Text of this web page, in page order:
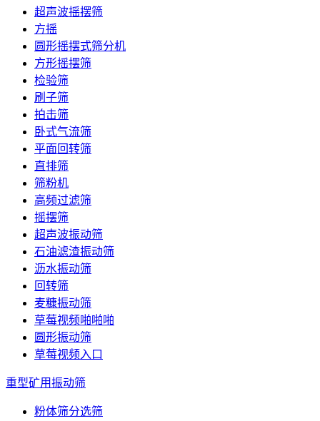
超声波摇摆筛
方摇
圆形摇摆式筛分机
方形摇摆筛
检验筛
刷子筛
拍击筛
卧式气流筛
平面回转筛
直排筛
筛粉机
高频过滤筛
摇摆筛
超声波振动筛
石油滤渣振动筛
沥水振动筛
回转筛
麦糠振动筛
草莓视频啪啪啪
圆形振动筛
草莓视频入口
重型矿用振动筛
粉体筛分选筛